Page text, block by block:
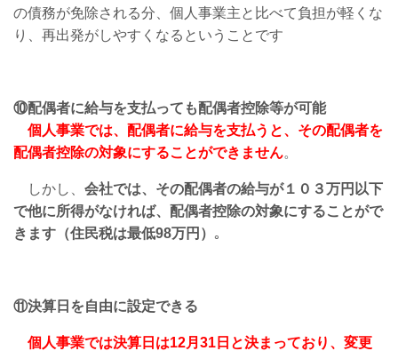
の債務が免除される分、個人事業主と比べて負担が軽くな
り、再出発がしやすくなるということです
⑩配偶者に給与を支払っても配偶者控除等が可能
個人事業では、配偶者に給与を支払うと、その配偶者を
配偶者控除の対象にすることができません。
しかし、 会社では、その配偶者の給与が１０３万円以下
で他に所得がなければ、配偶者控除の対象にすることがで
きます（住民税は最低98万円） ｡
⑪決算日を自由に設定できる
個人事業では決算日は12月31日と決まっており、変更